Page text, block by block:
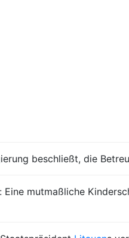
beschließt, die
Eine mutmaßliche